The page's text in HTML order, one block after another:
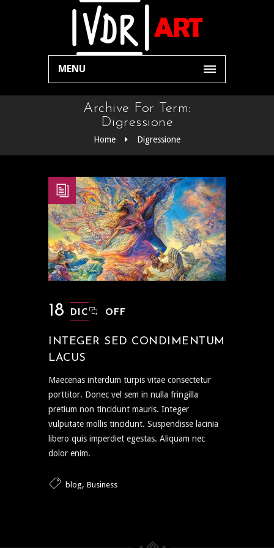
MENU
Archive For Term:
Digressione
Home Digressione
18 DIC OFF
INTEGER SED CONDIMENTUM
LACUS
Maecenas interdum turpis vitae consectetur
porttitor. Donec vel sem in nulla fringilla
pretium non tincidunt mauris. Integer
vulputate mollis tincidunt. Suspendisse lacinia
libero quis imperdiet egestas. Aliquam nec
dolor enim.
blog, Business